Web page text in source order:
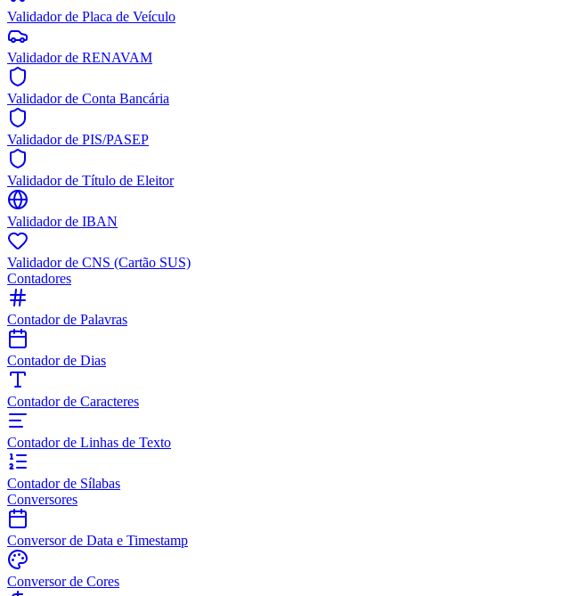
Validador de Placa de Veículo
Validador de RENAVAM
Validador de Conta Bancária
Validador de PIS/PASEP
Validador de Título de Eleitor
Validador de IBAN
Validador de CNS (Cartão SUS)
Contadores
Contador de Palavras
Contador de Dias
Contador de Caracteres
Contador de Linhas de Texto
Contador de Sílabas
Conversores
Conversor de Data e Timestamp
Conversor de Cores